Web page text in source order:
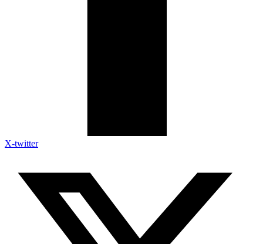
X-twitter